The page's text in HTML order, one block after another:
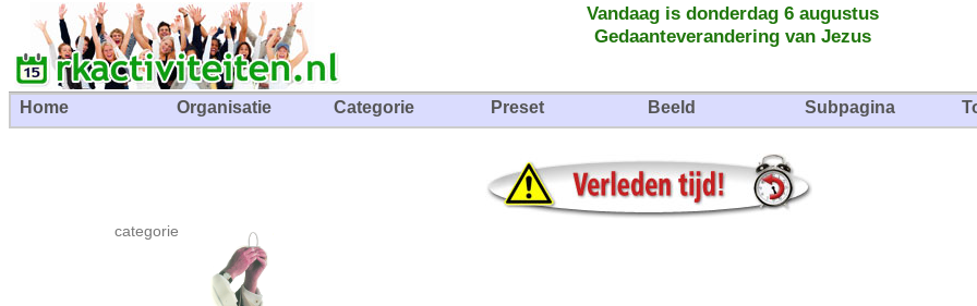
Vandaag is donderdag 6 augustus
Gedaanteverandering van Jezus
Home Organisatie Categorie Preset Beeld Subpagina
categorie